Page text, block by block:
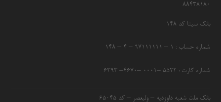
۸۸۴۳۸۱۸۰
بانک سینا کد ۱۴۸
شماره حساب : ۱ – ۹۷۱۱۱۱۱۱ – ۴ – ۱۴۸
شماره کارت : ۵۵۲۲ –۰۰۰۱ –۴۶۷۰– ۶۳۹۳
بانک ملت شعبه داوودیه – ولیعصر – کد ۶۵۰۴۵